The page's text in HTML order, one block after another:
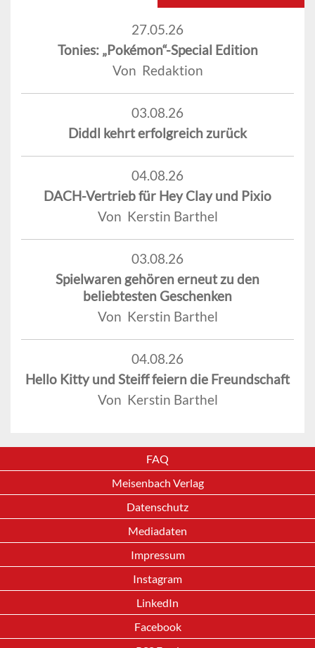
27.05.26
Tonies: „Pokémon“-Special Edition
Von Redaktion
03.08.26
Diddl kehrt erfolgreich zurück
04.08.26
DACH-Vertrieb für Hey Clay und Pixio
Von Kerstin Barthel
03.08.26
Spielwaren gehören erneut zu den
beliebtesten Geschenken
Von Kerstin Barthel
04.08.26
Hello Kitty und Steiff feiern die Freundschaft
Von Kerstin Barthel
FAQ
Meisenbach Verlag
Datenschutz
Mediadaten
Impressum
Instagram
LinkedIn
Facebook